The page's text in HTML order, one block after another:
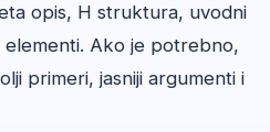
opis, H struktura, uvodni
Ako je potrebno,
primeri, jasniji argumenti i